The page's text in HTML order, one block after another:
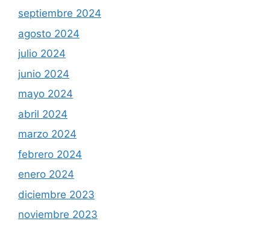
septiembre 2024
agosto 2024
julio 2024
junio 2024
mayo 2024
abril 2024
marzo 2024
febrero 2024
enero 2024
diciembre 2023
noviembre 2023